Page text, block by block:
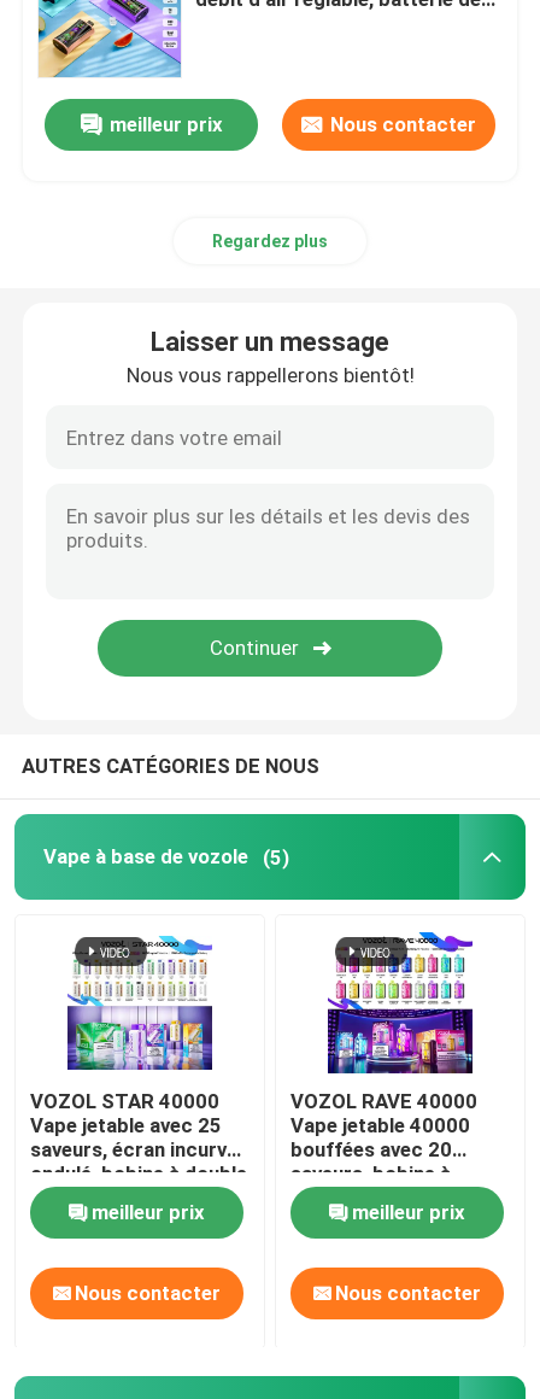
MOTI Vapeur
Vape GEEKBAR
PEAKBAR Vapeur
Vapeur de fumée
Vape HQD
Vape à l'ancienne
Vapeur ENVA
Okk Vape
meilleur prix Nous contacter
Regardez plus
Laisser un message
Nous vous rappellerons bientôt!
AUTRES CATÉGORIES DE NOUS
Vape à base de vozole (5)
VOZOL STAR 40000
Vape jetable avec 25
saveurs, écran incurvé
ondulé, bobine à double
maille, batterie
rechargeable de 1000
mAh
meilleur prix
Nous contacter
VOZOL RAVE 40000
Vape jetable 40000
bouffées avec 20
saveurs, bobine à
double maille, batterie
rechargeable de 1000
mAh
meilleur prix
Nous contacter